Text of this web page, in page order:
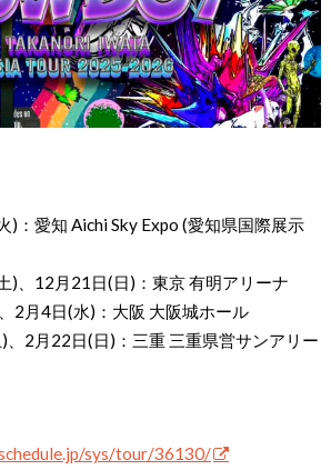
)：愛知 Aichi Sky Expo (愛知県国際展示
)、12月21日(日)：東京 有明アリーナ
2月4日(水)：大阪 大阪城ホール
、2月22日(日)：三重 三重県営サンアリー
sys/tour/36130/